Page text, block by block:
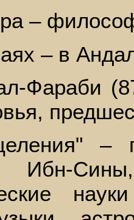
–
– в
Фараби
–
Ибн-